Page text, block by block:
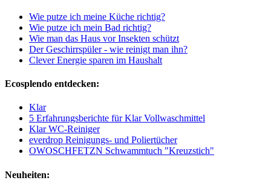
Wie putze ich meine Küche richtig?
Wie putze ich mein Bad richtig?
Wie man das Haus vor Insekten schützt
Der Geschirrspüler - wie reinigt man ihn?
Clever Energie sparen im Haushalt
Ecosplendo entdecken:
Klar
5 Erfahrungsberichte für Klar Vollwaschmittel
Klar WC-Reiniger
everdrop Reinigungs- und Poliertücher
OWOSCHFETZN Schwammtuch "Kreuzstich"
Neuheiten: